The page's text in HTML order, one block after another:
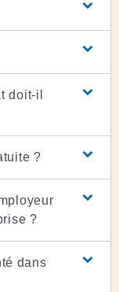
doit-il
?
?
dans